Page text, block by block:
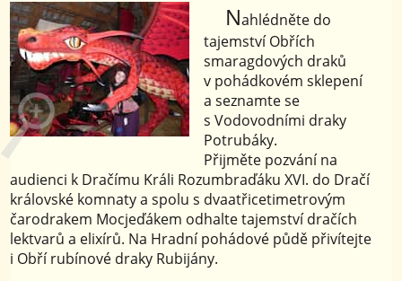
Nahlédněte do
tajemství Obřích
smaragdových draků
v pohádkovém sklepení
a seznamte se
s Vodovodními draky
Potrubáky.
Přijměte pozvání na
audienci k Dračímu Králi Rozumbraďáku XVI. do Dračí
královské komnaty a spolu s dvaatřicetimetrovým
čarodrakem Mocjeďákem odhalte tajemství dračích
lektvarů a elixírů. Na Hradní pohádové půdě přivítejte
i Obří rubínové draky Rubijány.